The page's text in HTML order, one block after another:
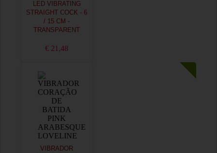
LED VIBRATING
STRAIGHT COCK - 6
/ 15 CM -
TRANSPARENT
€ 21,48
VIBRADOR